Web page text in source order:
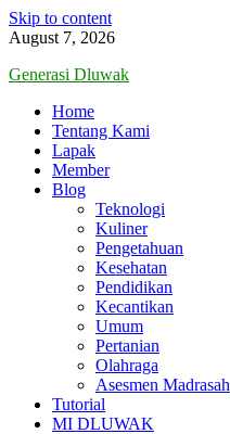
Skip to content
August 7, 2026
Generasi Dluwak
Home
Tentang Kami
Lapak
Member
Blog
Teknologi
Kuliner
Pengetahuan
Kesehatan
Pendidikan
Kecantikan
Umum
Pertanian
Olahraga
Asesmen Madrasah
Tutorial
MI DLUWAK